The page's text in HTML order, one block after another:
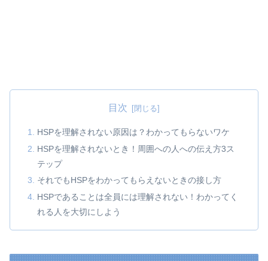
目次
HSPを理解されない原因は？わかってもらないワケ
HSPを理解されないとき！周囲への人への伝え方3ス
テップ
それでもHSPをわかってもらえないときの接し方
HSPであることは全員には理解されない！わかってく
れる人を大切にしよう